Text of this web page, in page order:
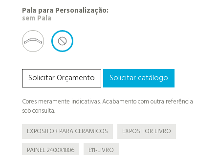
Pala para Personalização:
Pala Cantosem Pala
Solicitar Orçamento Solicitar catálogo
Cores meramente indicativas. Acabamento com outra referência
sob consulta.
EXPOSITOR PARA CERAMICOS
EXPOSITOR LIVRO
PAINEL 2400X1006
E11-LIVRO